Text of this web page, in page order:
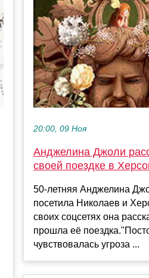
20:00, 09 Ноя
Анджелина Джоли
своей поездке в
50-летняя Анджелина
посетила Николаев и
своих соцсетях она
прошла её
чувствовалась угроза ...